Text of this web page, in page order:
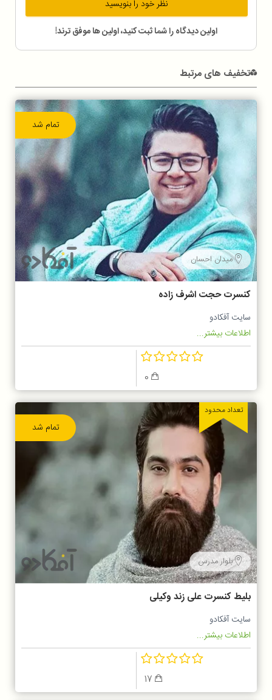
نظر خود را بنویسید
اولین دیدگاه را شما ثبت کنید، اولین ها موفق ترند!
تخفیف های مرتبط
تمام شد
میدان احسان
کنسرت حجت اشرف زاده
سایت آفکادو
اطلاعات بیشتر...
تمام شد
تعداد محدود
بلوار مدرس
بلیط کنسرت علی زند وکیلی
سایت آفکادو
اطلاعات بیشتر...